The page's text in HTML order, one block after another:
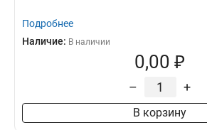
Подробнее
Наличие: В наличии
0,00 ₽
– +
В корзину